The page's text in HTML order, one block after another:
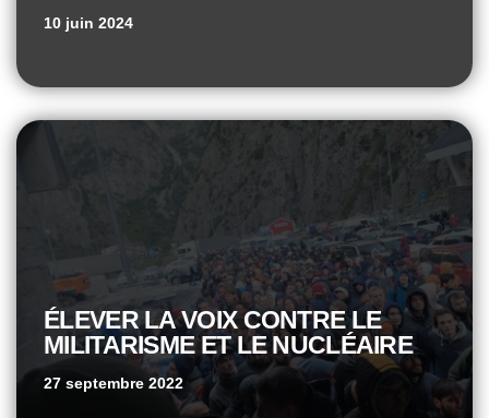
10 juin 2024
ÉLEVER LA VOIX CONTRE LE
MILITARISME ET LE NUCLÉAIRE
27 septembre 2022